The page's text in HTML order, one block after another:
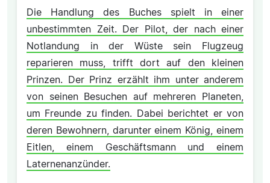
Die Handlung des Buches spielt in einer
unbestimmten Zeit. Der Pilot, der nach einer
Notlandung in der Wüste sein Flugzeug
reparieren muss, trifft dort auf den kleinen
Prinzen. Der Prinz erzählt ihm unter anderem
von seinen Besuchen auf mehreren Planeten,
um Freunde zu finden. Dabei berichtet er von
deren Bewohnern, darunter einem König, einem
Eitlen, einem Geschäftsmann und einem
Laternenanzünder.